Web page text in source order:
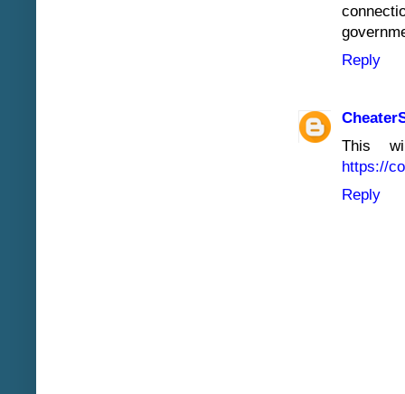
Reply
This
https://
Reply